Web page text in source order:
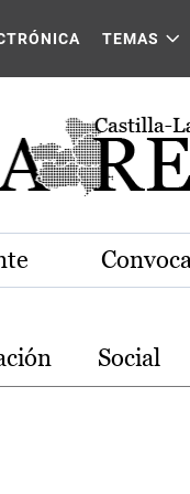
Mancha
TEMAS
Social